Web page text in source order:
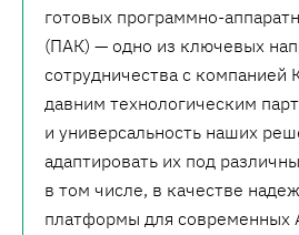
готовых программно-
(ПАК) — одно из ключевых
сотрудничества с компанией
давним технологическим
и универсальность наших
адаптировать их под
в том числе, в качестве
платформы для современных